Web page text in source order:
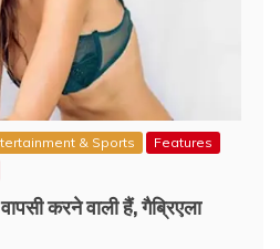
& Sports
Features
करने वाली हैं, गैब्रिएला